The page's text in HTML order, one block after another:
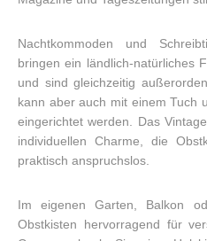
Nachtkommoden und
bringen ein ländlich-natürliches
und sind gleichzeitig
kann aber auch mit einem Tuch
eingerichtet werden. Das
individuellen Charme, die
praktisch anspruchslos.
Im eigenen Garten, Balkon
Obstkisten hervorragend für